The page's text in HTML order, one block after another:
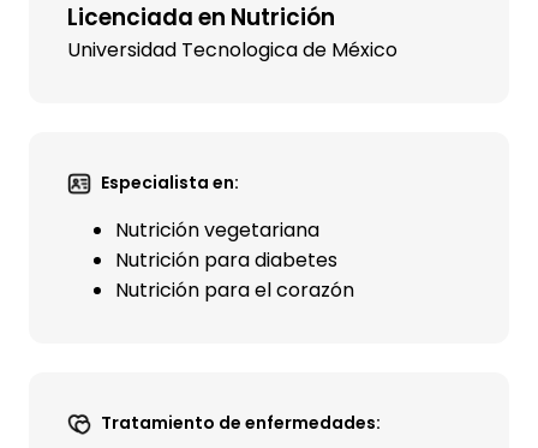
Licenciada en Nutrición
Universidad Tecnologica de México
Especialista en:
Nutrición vegetariana
Nutrición para diabetes
Nutrición para el corazón
Tratamiento de enfermedades: